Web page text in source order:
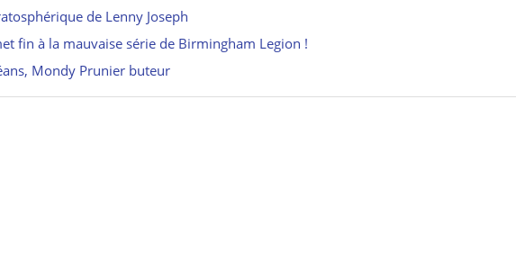
de Lenny Joseph
fin à la mauvaise série de Birmingham Legion !
Mondy Prunier buteur